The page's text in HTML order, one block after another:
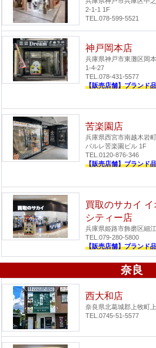
2-1-1 1F
TEL.078-599-5521
神戸岡本店
兵庫県神戸市東灘区岡本
1-4-27
TEL.078-431-5577
【販売店舗】ブランド品
苦楽園店
兵庫県西宮市南越木岩
パルレ苦楽園ビル 1F
TEL.0120-876-346
【販売店舗】ブランド品
買取のサカイ
シティー店
兵庫県姫路市飾磨区細
TEL.079-280-5800
【販売店舗】ブランド品
奈良
西大和店
奈良県北葛城郡上牧町
TEL.0745-51-5577